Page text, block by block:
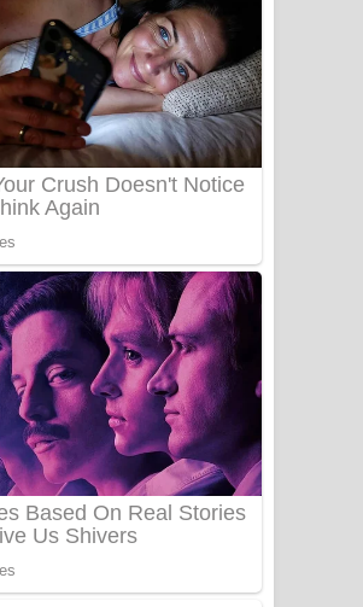
Tharu Yaye Dilena Song Lyrics - තරු
යායේ දිලෙනා ගීතයේ පද පෙළ
Ow Man Sosa Song Lyrics - ඔව් මං
සෝසා ගීතයේ පද පෙළ
Heavy Weight Song Lyrics
Aye Lanweela Song Lyrics - ආයේ
ලංවීලා ගීතයේ පද පෙළ
Ala purannata Song Lyrics - ආල
පුරන්නට ගීතයේ පද පෙළ
FEVER DREAM Lyrics - Alex Warren
BTS : Hooligan Lyrics